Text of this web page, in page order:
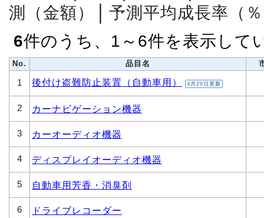
測（金額）
予測平均成長率（
6件のうち、1～6件を表示して
No. 品目名
1 後付け盗難防止装置（自動車用） 4月20日更新
2 カーナビゲーション機器
3 カーオーディオ機器
4 ディスプレイオーディオ機器
5 自動車用芳香・消臭剤
6 ドライブレコーダー